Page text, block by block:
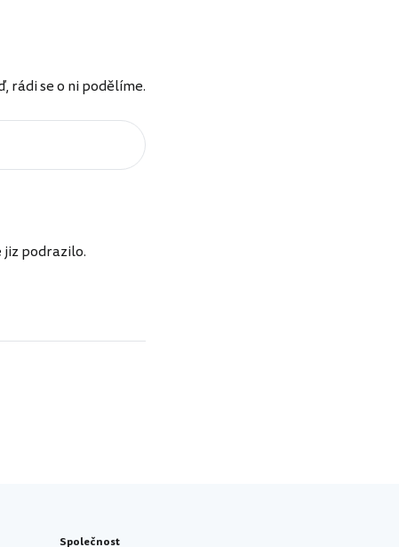
rádi se o ni podělíme.
jiz podrazilo.
Společnost